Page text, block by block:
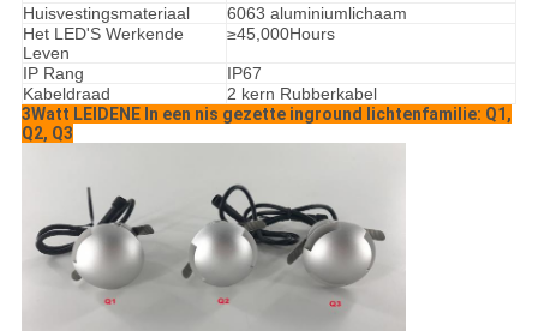
Huisvestingsmateriaal
6063 aluminiumlichaam
Het LED'S Werkende
Leven
≥45,000Hours
IP Rang
IP67
Kabeldraad
2 kern Rubberkabel
3Watt LEIDENE In een nis gezette inground lichtenfamilie: Q1,
Q2, Q3